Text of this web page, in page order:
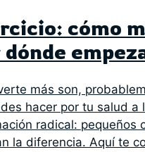
cómo
dónde
más son,
hacer por tu salud a
radical: pequeños
la diferencia. Aquí te